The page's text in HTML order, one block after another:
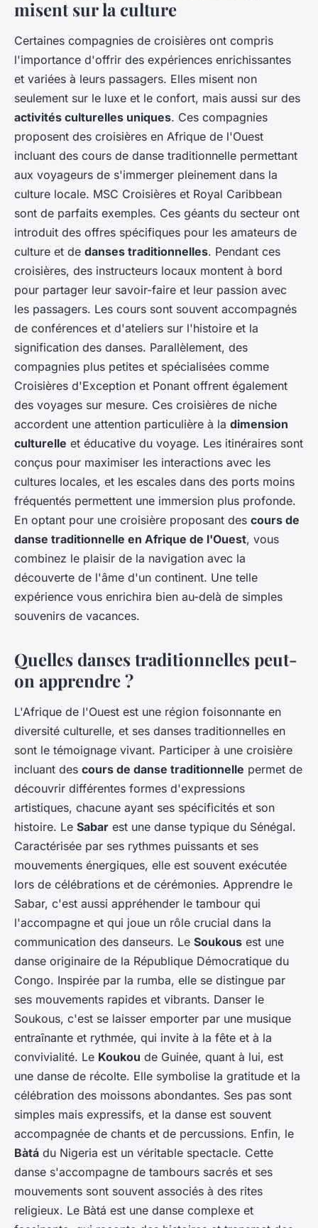
misent sur la culture
Certaines compagnies de croisières ont compris
l'importance d'offrir des expériences enrichissantes
et variées à leurs passagers. Elles misent non
seulement sur le luxe et le confort, mais aussi sur des
activités culturelles uniques. Ces compagnies
proposent des croisières en Afrique de l'Ouest
incluant des cours de danse traditionnelle permettant
aux voyageurs de s'immerger pleinement dans la
culture locale. MSC Croisières et Royal Caribbean
sont de parfaits exemples. Ces géants du secteur ont
introduit des offres spécifiques pour les amateurs de
culture et de danses traditionnelles. Pendant ces
croisières, des instructeurs locaux montent à bord
pour partager leur savoir-faire et leur passion avec
les passagers. Les cours sont souvent accompagnés
de conférences et d'ateliers sur l'histoire et la
signification des danses. Parallèlement, des
compagnies plus petites et spécialisées comme
Croisières d'Exception et Ponant offrent également
des voyages sur mesure. Ces croisières de niche
accordent une attention particulière à la dimension
culturelle et éducative du voyage. Les itinéraires sont
conçus pour maximiser les interactions avec les
cultures locales, et les escales dans des ports moins
fréquentés permettent une immersion plus profonde.
En optant pour une croisière proposant des cours de
danse traditionnelle en Afrique de l'Ouest, vous
combinez le plaisir de la navigation avec la
découverte de l'âme d'un continent. Une telle
expérience vous enrichira bien au-delà de simples
souvenirs de vacances.
Quelles danses traditionnelles peut-
on apprendre ?
L'Afrique de l'Ouest est une région foisonnante en
diversité culturelle, et ses danses traditionnelles en
sont le témoignage vivant. Participer à une croisière
incluant des cours de danse traditionnelle permet de
découvrir différentes formes d'expressions
artistiques, chacune ayant ses spécificités et son
histoire. Le Sabar est une danse typique du Sénégal.
Caractérisée par ses rythmes puissants et ses
mouvements énergiques, elle est souvent exécutée
lors de célébrations et de cérémonies. Apprendre le
Sabar, c'est aussi appréhender le tambour qui
l'accompagne et qui joue un rôle crucial dans la
communication des danseurs. Le Soukous est une
danse originaire de la République Démocratique du
Congo. Inspirée par la rumba, elle se distingue par
ses mouvements rapides et vibrants. Danser le
Soukous, c'est se laisser emporter par une musique
entraînante et rythmée, qui invite à la fête et à la
convivialité. Le Koukou de Guinée, quant à lui, est
une danse de récolte. Elle symbolise la gratitude et la
célébration des moissons abondantes. Ses pas sont
simples mais expressifs, et la danse est souvent
accompagnée de chants et de percussions. Enfin, le
Bàtá du Nigeria est un véritable spectacle. Cette
danse s'accompagne de tambours sacrés et ses
mouvements sont souvent associés à des rites
religieux. Le Bàtá est une danse complexe et